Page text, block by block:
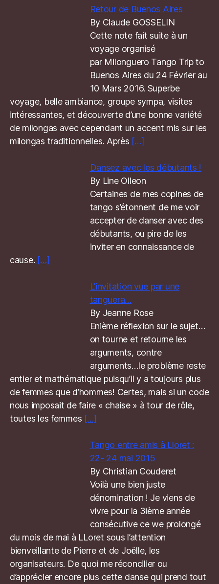
Retour de Buenos Aires
By Claude GOSSELIN
Cette note fait suite à un
voyage organisé
par Milonguero Tango Trip to
Buenos Aires du 24 Février au
10 Mars 2016. Superbe
voyage, belle ambiance, groupe sympa, visites
intéressantes, et découverte d’une bonne variété
de milongas avec cependant un accent mis sur les
milongas traditionnelles. Après […]
Dansez avec les débutants !
By Line Olleon
Certaines de mes copines de
tango s’étonnent de me voir
accepter de danser avec des
débutants, ou pire de les
inviter en connaissance de
cause. […]
L’invitation vue par une
tanguera…
By Jeanne Rose
Enième réflexion sur le sujet…
on tourne et retourne les
arguments, contre
arguments…le problème reste
entier et mathématique puisqu’il y a toujours plus
de femmes que d’hommes! Certes, mais si un code
nous imposait de faire « chaise » à tour de rôle,
toutes les femmes […]
Tango entre amis à Lloret :
22- 24 mai 2015
By Christian Couderet
Voilà une bien juste
dénomination ! Je viens de
vivre pour la 3ième année
consécutive ce we prolongé
du mois de mai à LLoret sous l’attention
bienveillante de Pierre et de Joëlle, les
organisateurs. De quoi me réconcilier ou
d’apprécier encore plus cette danse qui prend tout